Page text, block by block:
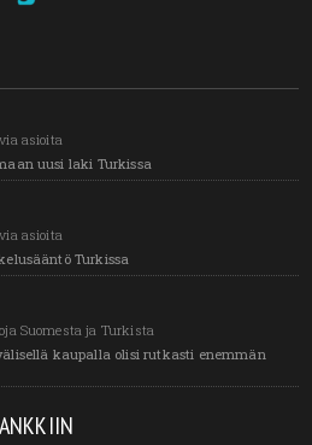
asioita
uusi laki Turkissa
asioita
Turkissa
Suomesta ja Turkista
kaupalla olisi rutkasti enemmän